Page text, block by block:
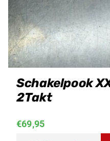
Schakelpook
2Takt
€69,95